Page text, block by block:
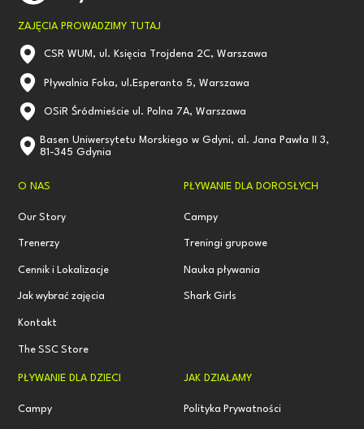
ZAJĘCIA PROWADZIMY TUTAJ
CSR WUM, ul. Księcia Trojdena 2C, Warszawa
Pływalnia Foka, ul.Esperanto 5, Warszawa
OSiR Śródmieście ul. Polna 7A, Warszawa
Basen Uniwersytetu Morskiego w Gdyni, al. Jana Pawła II 3,
81-345 Gdynia
O NAS
Our Story
Trenerzy
Cennik i Lokalizacje
Jak wybrać zajęcia
Kontakt
The SSC Store
PŁYWANIE DLA DOROSŁYCH
Campy
Treningi grupowe
Nauka pływania
Shark Girls
PŁYWANIE DLA DZIECI
Campy
JAK DZIAŁAMY
Polityka Prywatności